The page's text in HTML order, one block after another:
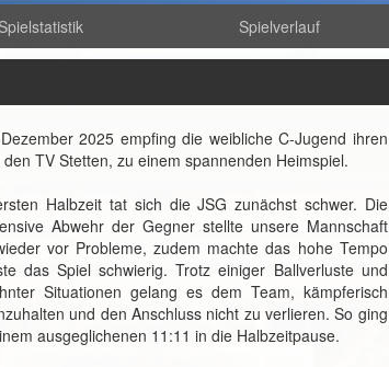
Spielstatistik Spielverlauf
2025 empfing die weibliche C-Jugend ihren
TV Stetten, zu einem spannenden Heimspiel.
Halbzeit tat sich die JSG zunächst schwer. Die
Abwehr der Gegner stellte unsere Mannschaft
vor Probleme, zudem machte das hohe Tempo
das Spiel schwierig. Trotz einiger Ballverluste und
Situationen gelang es dem Team, kämpferisch
und den Anschluss nicht zu verlieren. So ging
ausgeglichenen 11:11 in die Halbzeitpause.